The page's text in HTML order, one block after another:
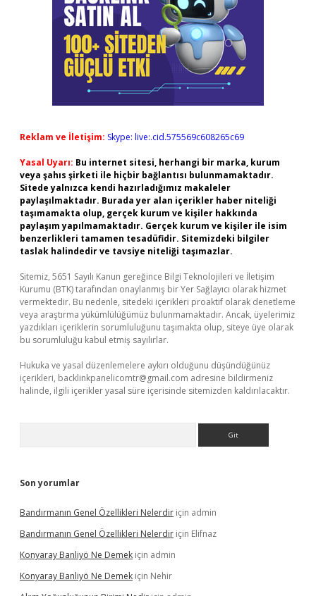
Reklam ve İletişim: Skype: live:.cid.575569c608265c69
Yasal Uyarı: Bu internet sitesi, herhangi bir marka, kurum
veya şahıs şirketi ile hiçbir bağlantısı bulunmamaktadır.
Sitede yalnızca kendi hazırladığımız makaleler
paylaşılmaktadır. Burada yer alan içerikler haber niteliği
taşımamakta olup, gerçek kurum ve kişiler hakkında
paylaşım yapılmamaktadır. Gerçek kurum ve kişiler ile isim
benzerlikleri tamamen tesadüfidir. Sitemizdeki bilgiler
taslak halindedir ve tavsiye niteliği taşımazlar.
Sitemiz, 5651 Sayılı Kanun gereğince Bilgi Teknolojileri ve İletişim
Kurumu (BTK) tarafından onaylanmış bir Yer Sağlayıcı olarak hizmet
vermektedir. Bu nedenle, sitedeki içerikleri proaktif olarak denetleme
veya araştırma yükümlülüğümüz bulunmamaktadır. Ancak, üyelerimiz
yazdıkları içeriklerin sorumluluğunu taşımakta olup, siteye üye olarak
bu sorumluluğu kabul etmiş sayılırlar.
Hukuka ve yasal düzenlemelere aykırı olduğunu düşündüğünüz
içerikleri, backlinkpanelicomtr@gmail.com adresine bildirmeniz
halinde, ilgili içerikler yasal süre içerisinde sitemizden kaldırılacaktır.
Son yorumlar
Bandırmanın Genel Özellikleri Nelerdir için admin
Bandırmanın Genel Özellikleri Nelerdir için Elifnaz
Konyaray Banliyö Ne Demek için admin
Konyaray Banliyö Ne Demek için Nehir